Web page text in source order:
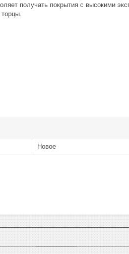
получать покрытия с высокими
Новое